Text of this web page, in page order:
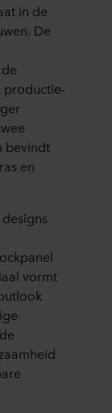
in de
De
productie-
bevindt
en
vormt
de